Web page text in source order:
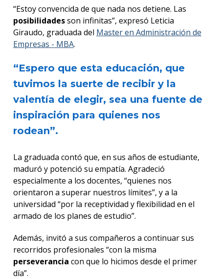
“Estoy convencida de que nada nos detiene. Las
posibilidadesson infinitas”, expresó Leticia
Giraudo, graduada del Master en Administración de
Empresas - MBA.
“Espero que esta educación, que
tuvimos la suerte de recibir y la
valentía de elegir, sea una fuente de
inspiración para quienes nos
rodean”.
La graduada contó que, en sus años de estudiante,
maduró y potenció su empatía. Agradeció
especialmente a los docentes, “quienes nos
orientaron a superar nuestros límites”, y a la
universidad “por la receptividad y flexibilidad en el
armado de los planes de estudio”.
Además, invitó a sus compañeros a continuar sus
recorridos profesionales “con la misma
perseverancia con que lo hicimos desde el primer
día”.